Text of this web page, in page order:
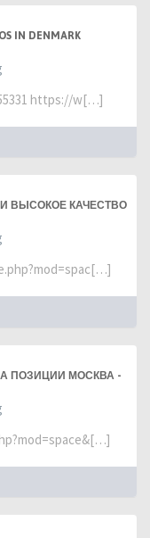
IN DENMARK
https://w[…]
И ВЫСОКОЕ КАЧЕСТВО
ПОЗИЦИИ МОСКВА -